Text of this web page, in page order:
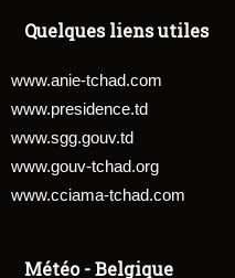
Quelques liens utiles
www.anie-tchad.com
www.presidence.td
www.sgg.gouv.td
www.gouv-tchad.org
www.cciama-tchad.com
Météo - Belgique